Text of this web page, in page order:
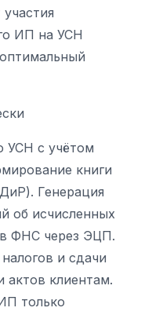
ИП на УСН
УСН с учётом
книги
Генерация
об исчисленных
в ФНС через ЭЦП.
и сдачи
актов клиентам.
только